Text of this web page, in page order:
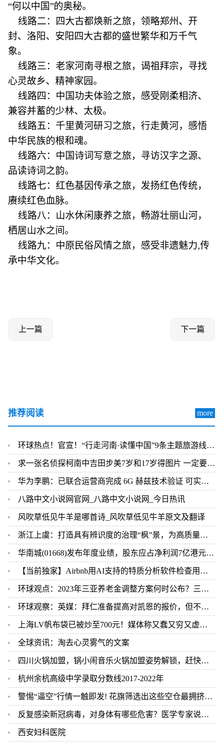
“何以中国”的奥秘。
线路二：四大古都焕新之旅，领略郑州、开
封、洛阳、安阳四大古都的盛世繁华和万千气
象。
线路三：老家河南寻根之旅，谒祖拜宗，寻找
心灵故乡、精神家园。
线路四：中国功夫体验之旅，感受刚柔相济、
兼容并蓄的少林、太极。
线路五：千里黄河研习之旅，行走黄河，感悟
中华民族的根和魂。
线路六：中国诗词写意之旅，寻访汉字之源、
品读诗词之韵。
线路七：红色基因传承之旅，发扬红色传统，
赓续红色血脉。
线路八：山水休闲康养之旅，畅游壮丽山河，
栖居山水之间。
线路九：中原民俗风情之旅，感受非遗魅力,传
承中华文化。
上一篇 下一篇
推荐阅读 more
环球热点！官宣！“行走河南·读懂中国”9条主题旅游线路正式发布
求一张名侦探柯南中吉田步美7岁和17岁得图片 一定要清晰 要全身
华为李鹏：已联合运营商完成 6G 赫兹技术验证 可实现 10Gbps 下行速率
八路中文小说网官网_八路中文小说网_今日热讯
风吹草低见牛羊是哪首诗_风吹草低见牛羊原文及翻译
浙江上虞：打造具有辨识度的治理“枫”景，为高质量发展保驾护航
华南城(01668)发布年度业绩，股东应占净利润7亿港元，同比减少7.9%-世界最新
【当前独家】Airbnb用AI支持的特质分析软件检查用户背景
环球观点：2023年三亚养老金调整方案何时公布？三亚的退休养老金如何计算？
环球观察：英媒：拜仁准备提高对凯恩的报价，但不会超过1亿欧
上海LV帆布袋已被炒至700元！媒体称又蠢又穷又虚荣 但依然被疯抢 世界最新
全球资讯：淘去心灵雾气的文案
四川火锅加盟，锅小闹音乐火锅加盟姿势解锁，赶快行动！ 世界播报
杭州余杭高级中学录取分数线2017-2022年
警惕“逼空”行情一触即发! 花旗筛选出这些空仓最拥挤的美股 当前看点
反复感染新冠病毒，对身体有哪些危害？医学专家说出实情 天天新视野
西安妇科医院